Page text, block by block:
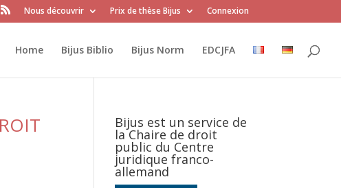
Nous découvrir Prix de thèse Bijus Connexion
Home Bijus Biblio Bijus Norm EDCJFA
Bijus est un service de
la Chaire de droit
public du Centre
juridique franco-
allemand